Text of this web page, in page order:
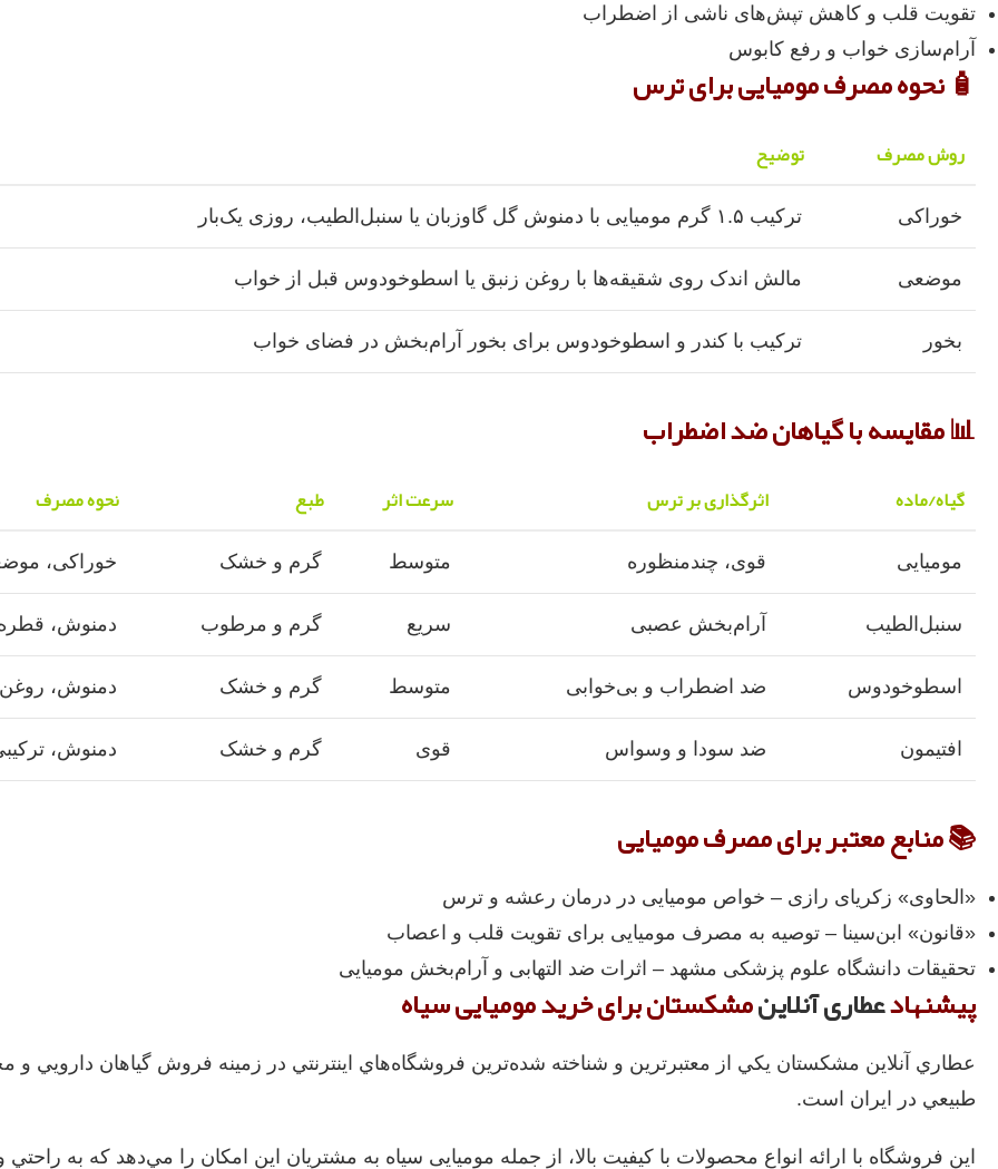
تقویت قلب و کاهش تپش‌های ناشی از اضطراب
آرام‌سازی خواب و رفع کابوس
🧴 نحوه مصرف مومیایی برای ترس
روش مصرف توضیح
خوراکی ترکیب ۱.۵ گرم مومیایی با دمنوش گل‌ گاوزبان یا سنبل‌الطیب، روزی یک‌بار
موضعی مالش اندک روی شقیقه‌ها با روغن زنبق یا اسطوخودوس قبل از خواب
بخور ترکیب با کندر و اسطوخودوس برای بخور آرام‌بخش در فضای خواب
📊 مقایسه با گیاهان ضد اضطراب
گیاه/ماده اثرگذاری بر ترس سرعت اثر طبع نحوه مصرف
مومیایی قوی، چندمنظوره متوسط گرم و خشک خوراکی،
سنبل‌الطیب آرام‌بخش عصبی سریع گرم و مرطوب دمنوش،
اسطوخودوس ضد اضطراب و بی‌خوابی متوسط گرم و خشک دمنوش، روغن
افتیمون ضد سودا و وسواس قوی گرم و خشک دمنوش،
📚 منابع معتبر برای مصرف مومیایی
«الحاوی» زکریای رازی – خواص مومیایی در درمان رعشه و ترس
«قانون» ابن‌سینا – توصیه به مصرف مومیایی برای تقویت قلب و اعصاب
تحقیقات دانشگاه علوم پزشکی مشهد – اثرات ضد التهابی و آرام‌بخش مومیایی
پیشنهادعطاری آنلاینمشکستان برای خرید مومیایی سیاه
عطاري آنلاين مشکستان يکي از معتبرترين و شناخته‌ شده‌ترين فروشگاه‌هاي اينترنتي در زمينه فروش گياهان دارويي و
طبيعي در ايران است.
اين فروشگاه با ارائه انواع محصولات با کيفيت بالا، از جمله مومیایی سیاه به مشتريان اين امکان را مي‌دهد که به راحتي